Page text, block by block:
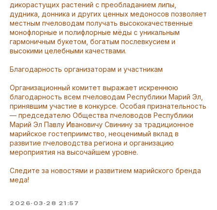
дикорастущих растений с преобладанием липы,
дудника, донника и других ценных медоносов позволяет
местным пчеловодам получать высококачественные
монофлорные и полифлорные мёды с уникальным
гармоничным букетом, богатым послевкусием и
высокими целебными качествами.
Благодарность организаторам и участникам
Организационный комитет выражает искреннюю
благодарность всем пчеловодам Республики Марий Эл,
принявшим участие в конкурсе. Особая признательность
— председателю Общества пчеловодов Республики
Марий Эл Павлу Ивановичу Свинину за традиционное
марийское гостеприимство, неоценимый вклад в
развитие пчеловодства региона и организацию
мероприятия на высочайшем уровне.
Следите за новостями и развитием марийского бренда
меда!
2026-03-28 21:57